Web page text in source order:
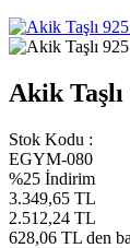
Akik
Stok Kodu :
EGYM-080
%25 İndirim
3.349,65 TL
2.512,24 TL
628,06 TL den